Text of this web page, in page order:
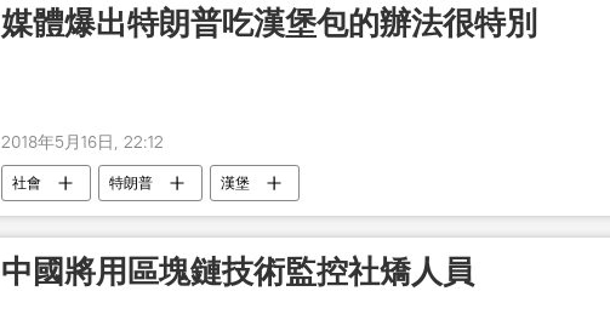
媒體爆出特朗普吃漢堡包的辦法很特別
2018年5月16日, 22:12
社會 特朗普 漢堡
中國將用區塊鏈技術監控社矯人員